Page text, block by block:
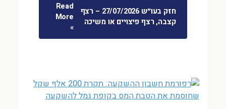
חזק בעו״ש 27/07/2026 – רצף
קצבה, רצף פיצויים או משיכה
Read
More
»